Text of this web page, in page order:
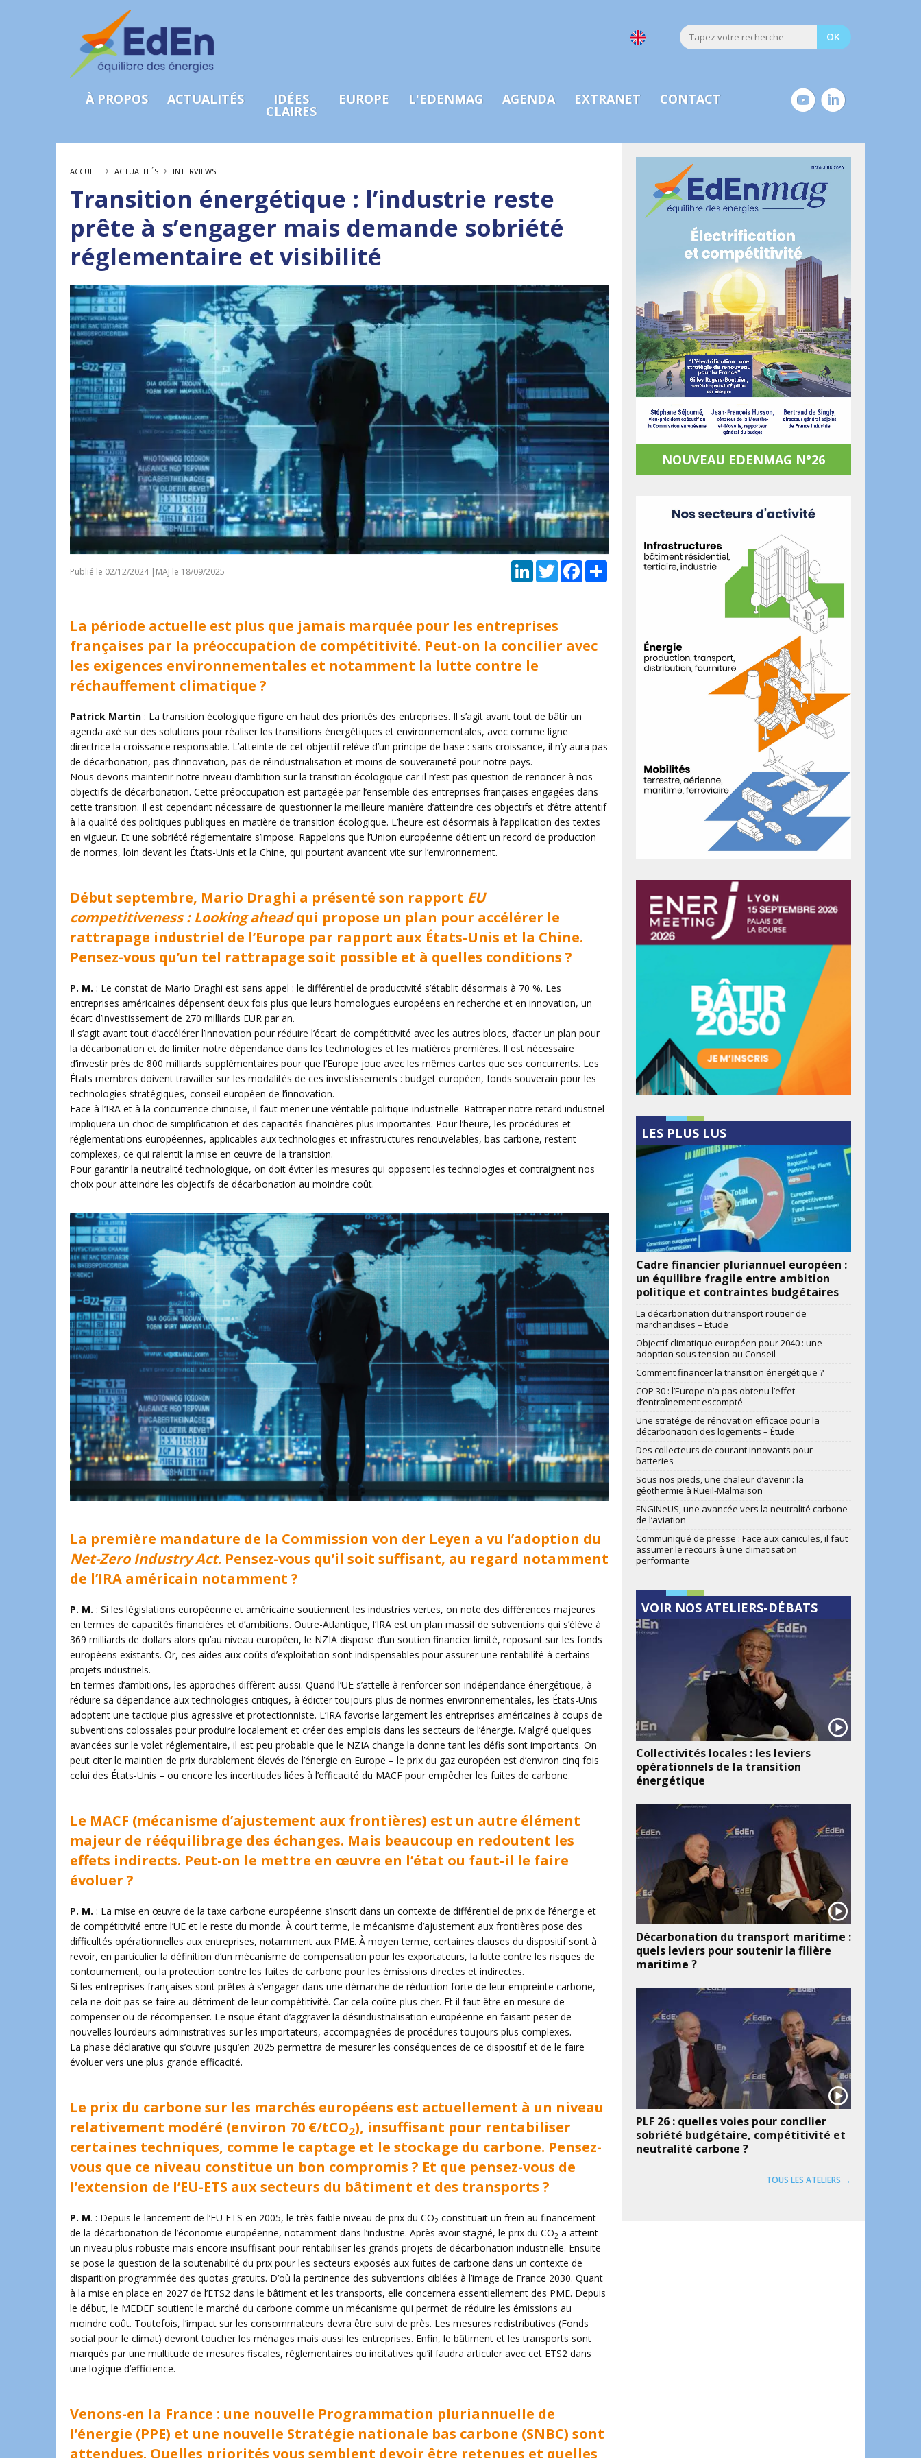
À PROPOS ACTUALITÉS IDÉES
CLAIRES
EUROPE L'EDENMAG AGENDA EXTRANET CONTACT
ACCUEIL › ACTUALITÉS › INTERVIEWS
Transition énergétique : l’industrie reste
prête à s’engager mais demande sobriété
réglementaire et visibilité
Publié le 02/12/2024| MAJ le 18/09/2025 LinkedInTwitterFacebookPartager
La période actuelle est plus que jamais marquée pour les entreprises
françaises par la préoccupation de compétitivité. Peut-on la concilier avec
les exigences environnementales et notamment la lutte contre le
réchauffement climatique ?
Patrick Martin : La transition écologique figure en haut des priorités des entreprises. Il s’agit avant tout de bâtir un
agenda axé sur des solutions pour réaliser les transitions énergétiques et environnementales, avec comme ligne
directrice la croissance responsable. L’atteinte de cet objectif relève d’un principe de base : sans croissance, il n’y aura pas
de décarbonation, pas d’innovation, pas de réindustrialisation et moins de souveraineté pour notre pays.
Nous devons maintenir notre niveau d’ambition sur la transition écologique car il n’est pas question de renoncer à nos
objectifs de décarbonation. Cette préoccupation est partagée par l’ensemble des entreprises françaises engagées dans
cette transition. Il est cependant nécessaire de questionner la meilleure manière d’atteindre ces objectifs et d’être attentif
à la qualité des politiques publiques en matière de transition écologique. L’heure est désormais à l’application des textes
en vigueur. Et une sobriété réglementaire s’impose. Rappelons que l’Union européenne détient un record de production
de normes, loin devant les États-Unis et la Chine, qui pourtant avancent vite sur l’environnement.
Début septembre, Mario Draghi a présenté son rapport EU
competitiveness : Looking aheadqui propose un plan pour accélérer le
rattrapage industriel de l’Europe par rapport aux États-Unis et la Chine.
Pensez-vous qu’un tel rattrapage soit possible et à quelles conditions ?
P. M. : Le constat de Mario Draghi est sans appel : le différentiel de productivité s’établit désormais à 70 %. Les
entreprises américaines dépensent deux fois plus que leurs homologues européens en recherche et en innovation, un
écart d’investissement de 270 milliards EUR par an.
Il s’agit avant tout d’accélérer l’innovation pour réduire l’écart de compétitivité avec les autres blocs, d’acter un plan pour
la décarbonation et de limiter notre dépendance dans les technologies et les matières premières. Il est nécessaire
d’investir près de 800 milliards supplémentaires pour que l’Europe joue avec les mêmes cartes que ses concurrents. Les
États membres doivent travailler sur les modalités de ces investissements : budget européen, fonds souverain pour les
technologies stratégiques, conseil européen de l’innovation.
Face à l’IRA et à la concurrence chinoise, il faut mener une véritable politique industrielle. Rattraper notre retard industriel
impliquera un choc de simplification et des capacités financières plus importantes. Pour l’heure, les procédures et
réglementations européennes, applicables aux technologies et infrastructures renouvelables, bas carbone, restent
complexes, ce qui ralentit la mise en œuvre de la transition.
Pour garantir la neutralité technologique, on doit éviter les mesures qui opposent les technologies et contraignent nos
choix pour atteindre les objectifs de décarbonation au moindre coût.
La première mandature de la Commission von der Leyen a vu l’adoption du
Net-Zero Industry Act. Pensez-vous qu’il soit suffisant, au regard notamment
de l’IRA américain notamment ?
P. M. : Si les législations européenne et américaine soutiennent les industries vertes, on note des différences majeures
en termes de capacités financières et d’ambitions. Outre-Atlantique, l’IRA est un plan massif de subventions qui s’élève à
369 milliards de dollars alors qu’au niveau européen, le NZIA dispose d’un soutien financier limité, reposant sur les fonds
européens existants. Or, ces aides aux coûts d’exploitation sont indispensables pour assurer une rentabilité à certains
projets industriels.
En termes d’ambitions, les approches diffèrent aussi. Quand l’UE s’attelle à renforcer son indépendance énergétique, à
réduire sa dépendance aux technologies critiques, à édicter toujours plus de normes environnementales, les États-Unis
adoptent une tactique plus agressive et protectionniste. L’IRA favorise largement les entreprises américaines à coups de
subventions colossales pour produire localement et créer des emplois dans les secteurs de l’énergie. Malgré quelques
avancées sur le volet réglementaire, il est peu probable que le NZIA change la donne tant les défis sont importants. On
peut citer le maintien de prix durablement élevés de l’énergie en Europe – le prix du gaz européen est d’environ cinq fois
celui des États-Unis – ou encore les incertitudes liées à l’efficacité du MACF pour empêcher les fuites de carbone.
Le MACF (mécanisme d’ajustement aux frontières) est un autre élément
majeur de rééquilibrage des échanges. Mais beaucoup en redoutent les
effets indirects. Peut-on le mettre en œuvre en l’état ou faut-il le faire
évoluer ?
P. M. : La mise en œuvre de la taxe carbone européenne s’inscrit dans un contexte de différentiel de prix de l’énergie et
de compétitivité entre l’UE et le reste du monde. À court terme, le mécanisme d’ajustement aux frontières pose des
difficultés opérationnelles aux entreprises, notamment aux PME. À moyen terme, certaines clauses du dispositif sont à
revoir, en particulier la définition d’un mécanisme de compensation pour les exportateurs, la lutte contre les risques de
contournement, ou la protection contre les fuites de carbone pour les émissions directes et indirectes.
Si les entreprises françaises sont prêtes à s’engager dans une démarche de réduction forte de leur empreinte carbone,
cela ne doit pas se faire au détriment de leur compétitivité. Car cela coûte plus cher. Et il faut être en mesure de
compenser ou de récompenser. Le risque étant d’aggraver la désindustrialisation européenne en faisant peser de
nouvelles lourdeurs administratives sur les importateurs, accompagnées de procédures toujours plus complexes.
La phase déclarative qui s’ouvre jusqu’en 2025 permettra de mesurer les conséquences de ce dispositif et de le faire
évoluer vers une plus grande efficacité.
Le prix du carbone sur les marchés européens est actuellement à un niveau
relativement modéré (environ 70 €/tCO2), insuffisant pour rentabiliser
certaines techniques, comme le captage et le stockage du carbone. Pensez-
vous que ce niveau constitue un bon compromis ? Et que pensez-vous de
l’extension de l’EU-ETS aux secteurs du bâtiment et des transports ?
P. M. : Depuis le lancement de l’EU ETS en 2005, le très faible niveau de prix du CO2 constituait un frein au financement
de la décarbonation de l’économie européenne, notamment dans l’industrie. Après avoir stagné, le prix du CO2 a atteint
un niveau plus robuste mais encore insuffisant pour rentabiliser les grands projets de décarbonation industrielle. Ensuite
se pose la question de la soutenabilité du prix pour les secteurs exposés aux fuites de carbone dans un contexte de
disparition programmée des quotas gratuits. D’où la pertinence des subventions ciblées à l’image de France 2030. Quant
à la mise en place en 2027 de l’ETS2 dans le bâtiment et les transports, elle concernera essentiellement des PME. Depuis
le début, le MEDEF soutient le marché du carbone comme un mécanisme qui permet de réduire les émissions au
moindre coût. Toutefois, l’impact sur les consommateurs devra être suivi de près. Les mesures redistributives (Fonds
social pour le climat) devront toucher les ménages mais aussi les entreprises. Enfin, le bâtiment et les transports sont
marqués par une multitude de mesures fiscales, réglementaires ou incitatives qu’il faudra articuler avec cet ETS2 dans
une logique d’efficience.
Venons-en la France : une nouvelle Programmation pluriannuelle de
l’énergie (PPE) et une nouvelle Stratégie nationale bas carbone (SNBC) sont
attendues. Quelles priorités vous semblent devoir être retenues et quelles
NOUVEAU EDENMAG N°26
LES PLUS LUS
Cadre financier pluriannuel européen :
un équilibre fragile entre ambition
politique et contraintes budgétaires
La décarbonation du transport routier de
marchandises – Étude
Objectif climatique européen pour 2040 : une
adoption sous tension au Conseil
Comment financer la transition énergétique ?
COP 30 : l’Europe n’a pas obtenu l’effet
d’entraînement escompté
Une stratégie de rénovation efficace pour la
décarbonation des logements – Étude
Des collecteurs de courant innovants pour
batteries
Sous nos pieds, une chaleur d’avenir : la
géothermie à Rueil-Malmaison
ENGINeUS, une avancée vers la neutralité carbone
de l’aviation
Communiqué de presse : Face aux canicules, il faut
assumer le recours à une climatisation
performante
VOIR NOS ATELIERS-DÉBATS
Collectivités locales : les leviers
opérationnels de la transition
énergétique
Décarbonation du transport maritime :
quels leviers pour soutenir la filière
maritime ?
PLF 26 : quelles voies pour concilier
sobriété budgétaire, compétitivité et
neutralité carbone ?
TOUS LES ATELIERS →